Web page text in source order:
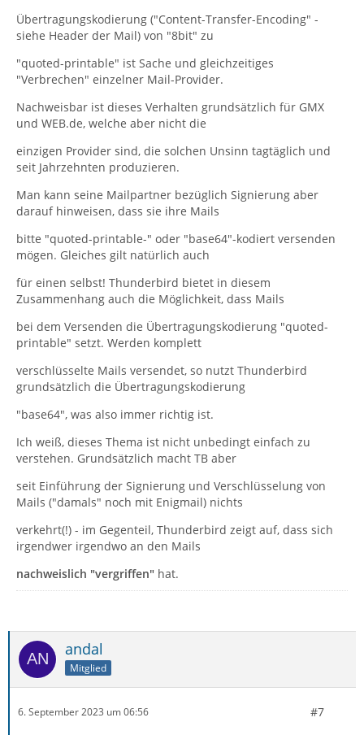
Übertragungskodierung ("Content-Transfer-Encoding" -
siehe Header der Mail) von "8bit" zu
"quoted-printable" ist Sache und gleichzeitiges
"Verbrechen" einzelner Mail-Provider.
Nachweisbar ist dieses Verhalten grundsätzlich für GMX
und WEB.de, welche aber nicht die
einzigen Provider sind, die solchen Unsinn tagtäglich und
seit Jahrzehnten produzieren.
Man kann seine Mailpartner bezüglich Signierung aber
darauf hinweisen, dass sie ihre Mails
bitte "quoted-printable-" oder "base64"-kodiert versenden
mögen. Gleiches gilt natürlich auch
für einen selbst! Thunderbird bietet in diesem
Zusammenhang auch die Möglichkeit, dass Mails
bei dem Versenden die Übertragungskodierung "quoted-
printable" setzt. Werden komplett
verschlüsselte Mails versendet, so nutzt Thunderbird
grundsätzlich die Übertragungskodierung
"base64", was also immer richtig ist.
Ich weiß, dieses Thema ist nicht unbedingt einfach zu
verstehen. Grundsätzlich macht TB aber
seit Einführung der Signierung und Verschlüsselung von
Mails ("damals" noch mit Enigmail) nichts
verkehrt(!) - im Gegenteil, Thunderbird zeigt auf, dass sich
irgendwer irgendwo an den Mails
nachweislich "vergriffen" hat.
andal
Mitglied
6. September 2023 um 06:56 #7